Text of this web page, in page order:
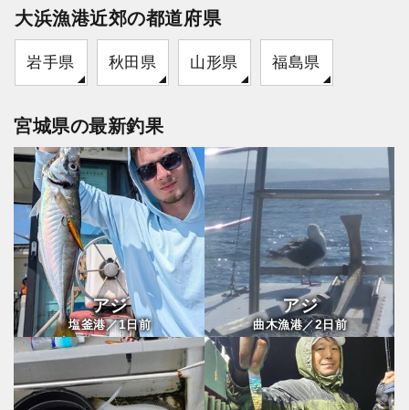
大浜漁港近郊の都道府県
岩手県 秋田県 山形県 福島県
宮城県の最新釣果
アジ
塩釜港／1日前
アジ
曲木漁港／2日前